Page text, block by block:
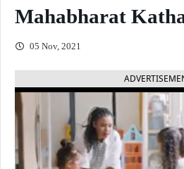
Mahabharat
05 Nov, 2021